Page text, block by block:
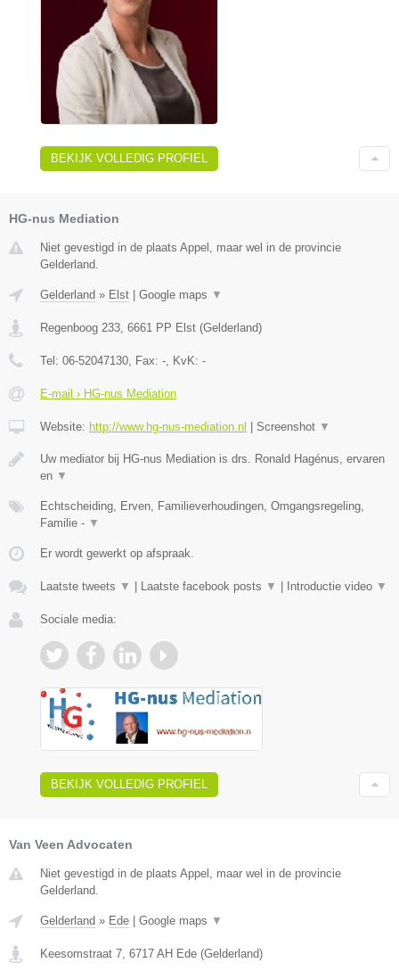
BEKIJK VOLLEDIG PROFIEL
HG-nus Mediation
Niet gevestigd in de plaats Appel, maar wel in de provincie
Gelderland.
Gelderland » Elst | Google maps ▼
Regenboog 233 6661 PP Elst (Gelderland)
Tel: 06-52047130 , Fax: - , KvK: -
E-mail › HG-nus Mediation
Website: http://www.hg-nus-mediation.nl | Screenshot ▼
Uw mediator bij HG-nus Mediation is drs. Ronald Hagénus, ervaren
en ▼
Echtscheiding, Erven, Familieverhoudingen, Omgangsregeling,
Familie - ▼
Er wordt gewerkt op afspraak.
Laatste tweets ▼ | Laatste facebook posts ▼ | Introductie video ▼
Sociale media:
BEKIJK VOLLEDIG PROFIEL
Van Veen Advocaten
Niet gevestigd in de plaats Appel, maar wel in de provincie
Gelderland.
Gelderland » Ede Google maps ▼
Keesomstraat 7 6717 AH Ede (Gelderland)